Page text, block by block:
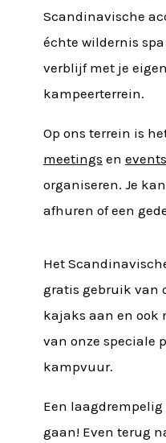
Scandinavische
échte wildernis
verblijf met je
kampeerterrein.
Op ons terrein is
meetings en events
organiseren. Je
afhuren of een
Het
gratis gebruik van
kajaks aan en ook
van onze speciale
kampvuur.
Een laagdrempelig
gaan! Even terug